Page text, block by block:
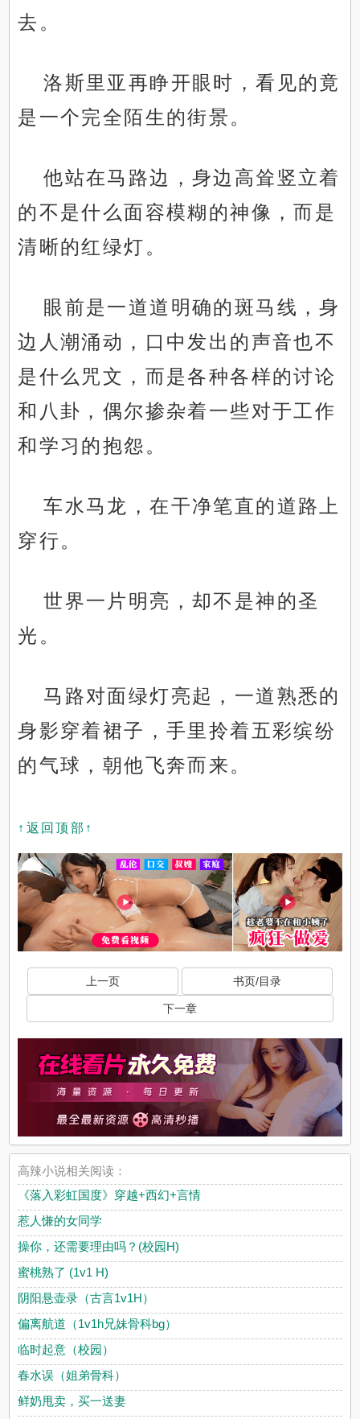
去。
洛斯里亚再睁开眼时，看见的竟
是一个完全陌生的街景。
他站在马路边，身边高耸竖立着
的不是什么面容模糊的神像，而是
清晰的红绿灯。
眼前是一道道明确的斑马线，身
边人潮涌动，口中发出的声音也不
是什么咒文，而是各种各样的讨论
和八卦，偶尔掺杂着一些对于工作
和学习的抱怨。
车水马龙，在干净笔直的道路上
穿行。
世界一片明亮，却不是神的圣
光。
马路对面绿灯亮起，一道熟悉的
身影穿着裙子，手里拎着五彩缤纷
的气球，朝他飞奔而来。
↑返回顶部↑
上一页 书页/目录
下一章
高辣小说相关阅读：
《落入彩虹国度》穿越+西幻+言情
惹人慊的女同学
操你，还需要理由吗？(校园H)
蜜桃熟了 (1v1 H)
阴阳悬壶录（古言1v1H）
偏离航道（1v1h兄妹骨科bg）
临时起意（校园）
春水误（姐弟骨科）
鲜奶甩卖，买一送妻